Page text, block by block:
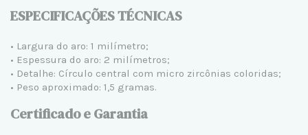
ESPECIFICAÇÕES TÉCNICAS
• Largura do aro: 1 milímetro;
• Espessura do aro: 2 milímetros;
• Detalhe: Círculo central com micro zircônias coloridas;
• Peso aproximado: 1,5 gramas.
Certificado e Garantia